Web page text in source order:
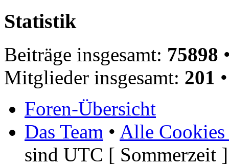
Statistik
Beiträge insgesamt: 75898
Mitglieder insgesamt: 201
Foren-Übersicht
Das Team • Alle Cookies
sind UTC [ Sommerzeit ]